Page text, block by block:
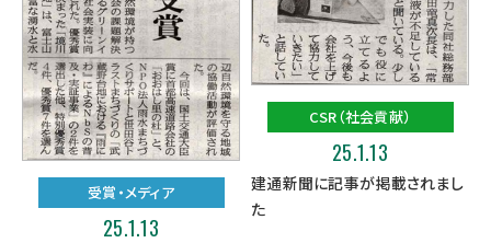
受賞・メディア
25.1.13
CSR（社会貢献）
25.1.13
建通新聞に記事が掲載されまし
た